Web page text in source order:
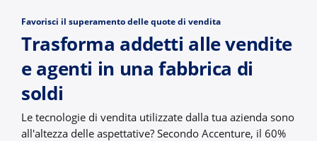
Favorisci il superamento delle quote di vendita
Trasforma addetti alle vendite
e agenti in una fabbrica di
soldi
Le tecnologie di vendita utilizzate dalla tua azienda sono
all'altezza delle aspettative? Secondo Accenture, il 60%